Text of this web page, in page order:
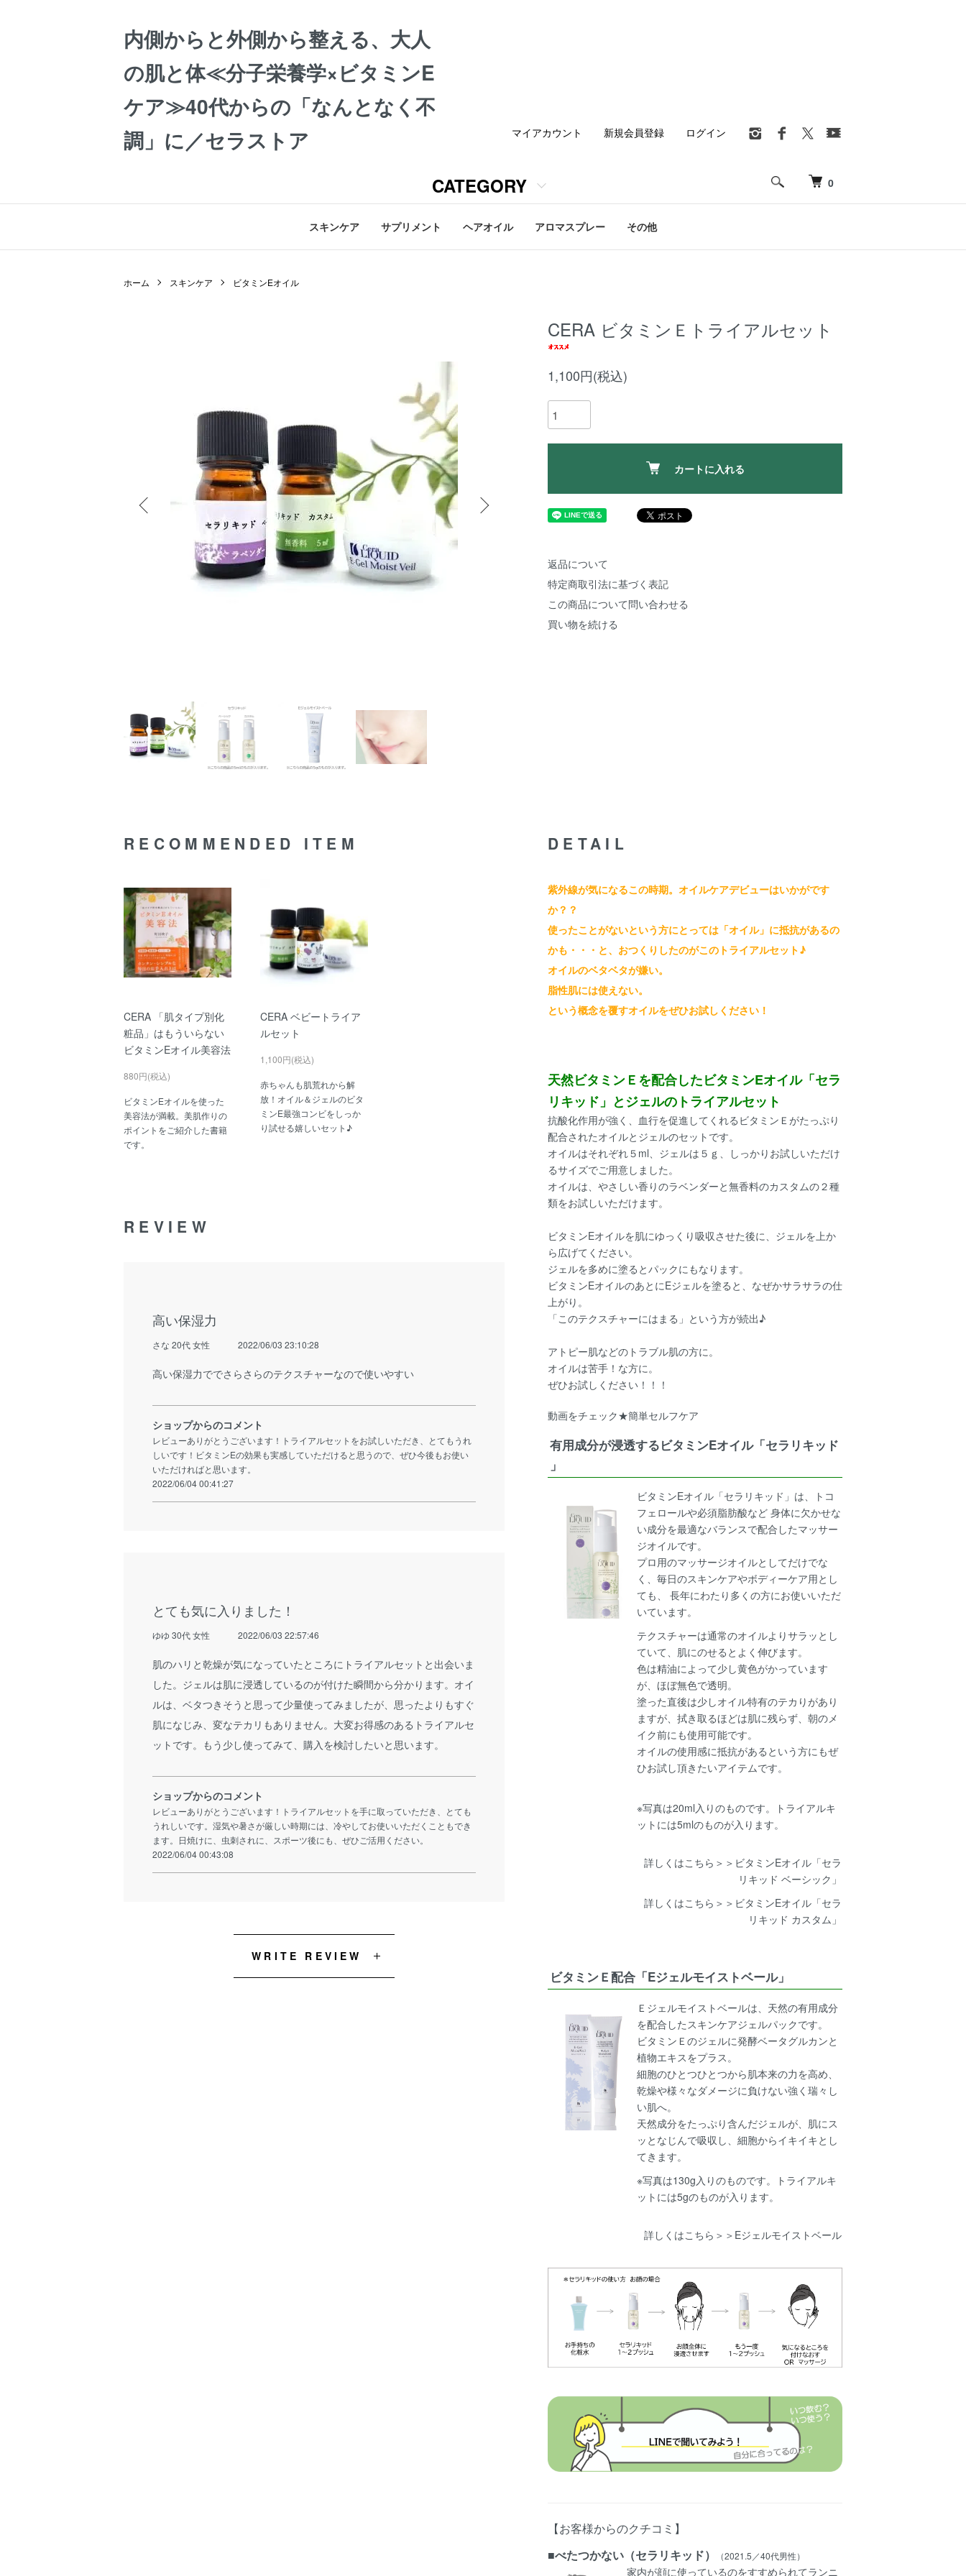
内側からと外側から整える、大人
の肌と体≪分子栄養学×ビタミンE
ケア≫40代からの「なんとなく不
調」に／セラストア
0
CATEGORY
マイアカウント 新規会員登録 ログイン
スキンケア サプリメント ヘアオイル アロマスプレー その他
ホーム スキンケア ビタミンEオイル
CERA ビタミンＥトライアルセット
1,100円(税込)
カートに入れる
返品について
特定商取引法に基づく表記
この商品について問い合わせる
買い物を続ける
DETAIL
紫外線が気になるこの時期。オイルケアデビューはいかがです
か？？
使ったことがないという方にとっては「オイル」に抵抗があるの
かも・・・と、おつくりしたのがこのトライアルセット♪
オイルのベタベタが嫌い。
脂性肌には使えない。
という概念を覆すオイルをぜひお試しください！
天然ビタミンＥを配合したビタミンEオイル「セラ
リキッド」とジェルのトライアルセット
抗酸化作用が強く、血行を促進してくれるビタミンＥがたっぷり
配合されたオイルとジェルのセットです。
オイルはそれぞれ５ml、ジェルは５ｇ、しっかりお試しいただけ
るサイズでご用意しました。
オイルは、やさしい香りのラベンダーと無香料のカスタムの２種
類をお試しいただけます。
ビタミンEオイルを肌にゆっくり吸収させた後に、ジェルを上か
ら広げてください。
ジェルを多めに塗るとパックにもなります。
ビタミンEオイルのあとにEジェルを塗ると、なぜかサラサラの仕
上がり。
「このテクスチャーにはまる」という方が続出♪
アトピー肌などのトラブル肌の方に。
オイルは苦手！な方に。
ぜひお試しください！！！
動画をチェック★簡単セルフケア
有用成分が浸透するビタミンEオイル「セラリキッド
」
ビタミンEオイル「セラリキッド」は、トコ
フェロールや必須脂肪酸など 身体に欠かせな
い成分を最適なバランスで配合したマッサー
ジオイルです。
プロ用のマッサージオイルとしてだけでな
く、毎日のスキンケアやボディーケア用とし
ても、 長年にわたり多くの方にお使いいただ
いています。
テクスチャーは通常のオイルよりサラッとし
ていて、肌にのせるとよく伸びます。
色は精油によって少し黄色がかっています
が、ほぼ無色で透明。
塗った直後は少しオイル特有のテカりがあり
ますが、拭き取るほどは肌に残らず、朝のメ
イク前にも使用可能です。
オイルの使用感に抵抗があるという方にもぜ
ひお試し頂きたいアイテムです。
※写真は20ml入りのものです。トライアルキ
ットには5mlのものが入ります。
詳しくはこちら＞＞ ビタミンEオイル「セラ
リキッド ベーシック」
詳しくはこちら＞＞ ビタミンEオイル「セラ
リキッド カスタム」
ビタミンＥ配合「Eジェルモイストベール」
Ｅジェルモイストベールは、天然の有用成分
を配合したスキンケアジェルパックです。
ビタミンＥのジェルに発酵ベータグルカンと
植物エキスをプラス。
細胞のひとつひとつから肌本来の力を高め、
乾燥や様々なダメージに負けない強く瑞々し
い肌へ。
天然成分をたっぷり含んだジェルが、肌にス
ッとなじんで吸収し、細胞からイキイキとし
てきます。
※写真は130g入りのものです。トライアルキ
ットには5gのものが入ります。
詳しくはこちら＞＞ Eジェルモイストベール
【お客様からのクチコミ】
■べたつかない（セラリキッド）
（2021.5／40代男性）
家内が顔に使っているのをすすめられてランニ
RECOMMENDED ITEM
CERA 「肌タイプ別化
粧品」はもういらない
ビタミンEオイル美容法
880円(税込)
ビタミンEオイルを使った
美容法が満載。美肌作りの
ポイントをご紹介した書籍
です。
CERA ベビートライア
ルセット
1,100円(税込)
赤ちゃんも肌荒れから解
放！オイル＆ジェルのビタ
ミンE最強コンビをしっか
り試せる嬉しいセット♪
REVIEW
高い保湿力
さな 20代 女性 2022/06/03 23:10:28
高い保湿力ででさらさらのテクスチャーなので使いやすい
ショップからのコメント
レビューありがとうございます！トライアルセットをお試しいただき、とてもうれ
しいです！ビタミンEの効果も実感していただけると思うので、ぜひ今後もお使い
いただければと思います。
2022/06/04 00:41:27
とても気に入りました！
ゆゆ 30代 女性 2022/06/03 22:57:46
肌のハリと乾燥が気になっていたところにトライアルセットと出会いま
した。ジェルは肌に浸透しているのが付けた瞬間から分かります。オイ
ルは、ベタつきそうと思って少量使ってみましたが、思ったよりもすぐ
肌になじみ、変なテカリもありません。大変お得感のあるトライアルセ
ットです。もう少し使ってみて、購入を検討したいと思います。
ショップからのコメント
レビューありがとうございます！トライアルセットを手に取っていただき、とても
うれしいです。湿気や暑さが厳しい時期には、冷やしてお使いいただくこともでき
ます。日焼けに、虫刺されに、スポーツ後にも、ぜひご活用ください。
2022/06/04 00:43:08
WRITE REVIEW